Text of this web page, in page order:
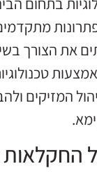
מתקדמים
את הצורך
המזיקים
החקלאות